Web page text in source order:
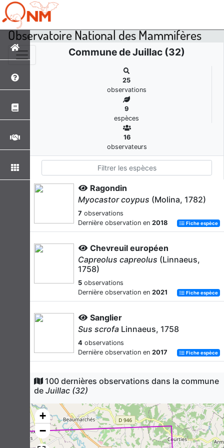
Observatoire National des Mammifères
Commune de Juillac (32)
25
observations
9
espèces
16
observateurs
Ragondin
Myocastor coypus (Molina, 1782)
7 observations
Dernière observation en 2018 Fiche espèce
Chevreuil européen
Capreolus capreolus (Linnaeus,
1758)
5 observations
Dernière observation en 2021 Fiche espèce
Sanglier
Sus scrofa Linnaeus, 1758
4 observations
Dernière observation en 2017 Fiche espèce
Loutre d'Europe
Lutra lutra
2observations
Dernière observation en 2018 Fiche espèce
Putois d'Europe
100 dernières observations dans la commune
de Juillac (32)
+
−